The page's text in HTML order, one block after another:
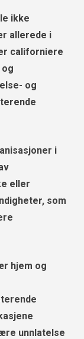
ikke
allerede i
californiere
og
i
eller
som
hjem og
unnlatelse